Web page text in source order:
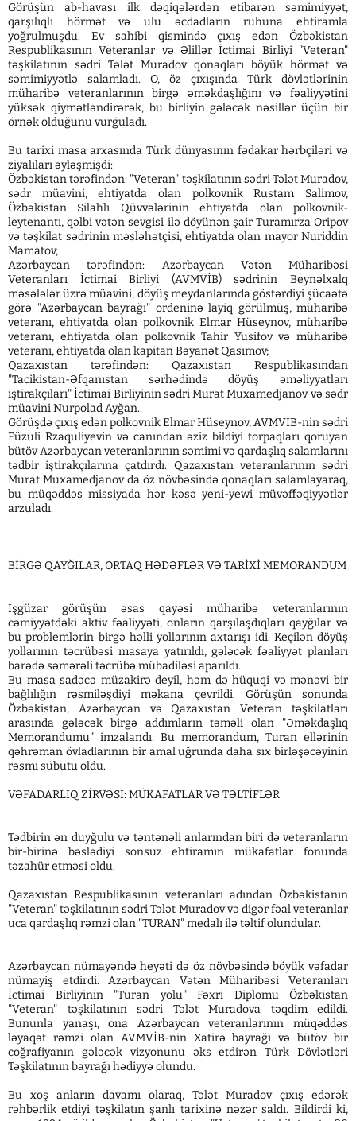
Görüşün ab-havası ilk dəqiqələrdən etibarən səmimiyyət,
qarşılıqlı hörmət və ulu əcdadların ruhuna ehtiramla
yoğrulmuşdu. Ev sahibi qismində çıxış edən Özbəkistan
Respublikasının Veteranlar və Əlillər İctimai Birliyi "Veteran"
təşkilatının sədri Tələt Muradov qonaqları böyük hörmət və
səmimiyyətlə salamladı. O, öz çıxışında Türk dövlətlərinin
müharibə veteranlarının birgə əməkdaşlığını və fəaliyyətini
yüksək qiymətləndirərək, bu birliyin gələcək nəsillər üçün bir
örnək olduğunu vurğuladı.
Bu tarixi masa arxasında Türk dünyasının fədakar hərbçiləri və
ziyalıları əyləşmişdi:
Özbəkistan tərəfindən: "Veteran" təşkilatının sədri Tələt Muradov,
sədr müavini, ehtiyatda olan polkovnik Rustam Salimov,
Özbəkistan Silahlı Qüvvələrinin ehtiyatda olan polkovnik-
leytenantı, qəlbi vətən sevgisi ilə döyünən şair Turamırza Oripov
və təşkilat sədrinin məsləhətçisi, ehtiyatda olan mayor Nuriddin
Mamatov;
Azərbaycan tərəfindən: Azərbaycan Vətən Müharibəsi
Veteranları İctimai Birliyi (AVMVİB) sədrinin Beynəlxalq
məsələlər üzrə müavini, döyüş meydanlarında göstərdiyi şücaətə
görə "Azərbaycan bayrağı" ordeninə layiq görülmüş, müharibə
veteranı, ehtiyatda olan polkovnik Elmar Hüseynov, müharibə
veteranı, ehtiyatda olan polkovnik Tahir Yusifov və müharibə
veteranı, ehtiyatda olan kapitan Bəyanət Qasımov;
Qazaxıstan tərəfindən: Qazaxıstan Respublikasından
"Tacikistan-Əfqanıstan sərhədində döyüş əməliyyatları
iştirakçıları" İctimai Birliyinin sədri Murat Muxamedjanov və sədr
müavini Nurpolad Ayğan.
Görüşdə çıxış edən polkovnik Elmar Hüseynov, AVMVİB-nin sədri
Füzuli Rzaquliyevin və canından əziz bildiyi torpaqları qoruyan
bütöv Azərbaycan veteranlarının səmimi və qardaşlıq salamlarını
tədbir iştirakçılarına çatdırdı. Qazaxıstan veteranlarının sədri
Murat Muxamedjanov da öz növbəsində qonaqları salamlayaraq,
bu müqəddəs missiyada hər kəsə yeni-yewi müvəffəqiyyətlər
arzuladı.
BİRGƏ QAYĞILAR, ORTAQ HƏDƏFLƏR VƏ TARİXİ MEMORANDUM
İşgüzar görüşün əsas qayəsi müharibə veteranlarının
cəmiyyətdəki aktiv fəaliyyəti, onların qarşılaşdıqları qayğılar və
bu problemlərin birgə həlli yollarının axtarışı idi. Keçilən döyüş
yollarının təcrübəsi masaya yatırıldı, gələcək fəaliyyət planları
barədə səmərəli təcrübə mübadiləsi aparıldı.
Bu masa sadəcə müzakirə deyil, həm də hüquqi və mənəvi bir
bağlılığın rəsmiləşdiyi məkana çevrildi. Görüşün sonunda
Özbəkistan, Azərbaycan və Qazaxıstan Veteran təşkilatları
arasında gələcək birgə addımların təməli olan "Əməkdaşlıq
Memorandumu" imzalandı. Bu memorandum, Turan ellərinin
qəhrəman övladlarının bir amal uğrunda daha sıx birləşəcəyinin
rəsmi sübutu oldu.
VƏFADARLIQ ZİRVƏSİ: MÜKAFATLAR VƏ TƏLTİFLƏR
Tədbirin ən duyğulu və təntənəli anlarından biri də veteranların
bir-birinə bəslədiyi sonsuz ehtiramın mükafatlar fonunda
təzahür etməsi oldu.
Qazaxıstan Respublikasının veteranları adından Özbəkistanın
"Veteran" təşkilatının sədri Tələt Muradov və digər fəal veteranlar
uca qardaşlıq rəmzi olan "TURAN" medalı ilə təltif olundular.
Azərbaycan nümayəndə heyəti də öz növbəsində böyük vəfadar
nümayiş etdirdi. Azərbaycan Vətən Müharibəsi Veteranları
İctimai Birliyinin "Turan yolu" Fəxri Diplomu Özbəkistan
"Veteran" təşkilatının sədri Tələt Muradova təqdim edildi.
Bununla yanaşı, ona Azərbaycan veteranlarının müqəddəs
ləyaqət rəmzi olan AVMVİB-nin Xatirə bayrağı və bütöv bir
coğrafiyanın gələcək vizyonunu əks etdirən Türk Dövlətləri
Təşkilatının bayrağı hədiyyə olundu.
Bu xoş anların davamı olaraq, Tələt Muradov çıxış edərək
rəhbərlik etdiyi təşkilatın şanlı tarixinə nəzər saldı. Bildirdi ki,